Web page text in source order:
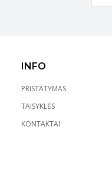
INFO
PRISTATYMAS
TAISYKLĖS
KONTAKTAI